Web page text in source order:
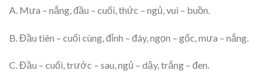
A. Mưa – nắng, đầu – cuối, thức – ngủ, vui – buồn.
B. Đầu tiên – cuối cùng, đỉnh – đáy, ngọn – gốc, mưa – nắng.
C. Đầu – cuối, trước – sau, ngủ – dậy, trắng – đen.